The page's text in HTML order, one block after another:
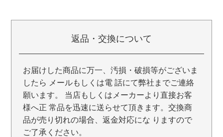
返品・交換について
お届けした商品に万一、汚損・破損等がございま
したら メールもしくは電 話にて弊社までご連絡
願います。 当店もしくはメーカーより直接お客
様へ正 常品を迅速に送らせて頂きます。交換商
品が売り切れの場合、返金対応にな りますので
ご了承ください。